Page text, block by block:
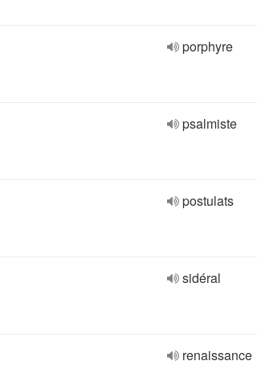
porphyre
psalmiste
postulats
sidéral
renaissance